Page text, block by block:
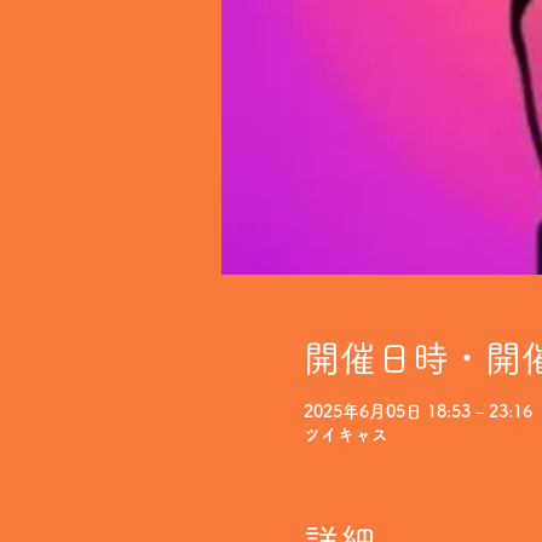
開催日時・開
2025年6月05日 18:53 – 23:16
ツイキャス